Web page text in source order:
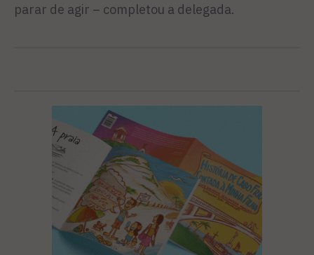
parar de agir – completou a delegada.